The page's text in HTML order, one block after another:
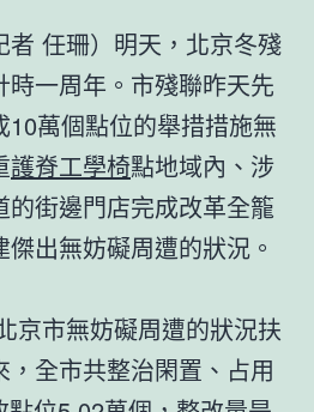
任珊）明天，北京冬殘
一周年。市殘聯昨天先
萬個點位的舉措措施無
護脊工學椅點地域內、涉
街邊門店完成改革全籠
出無妨礙周遭的狀況。
市無妨礙周遭的狀況扶
全市共整治閑置、占用